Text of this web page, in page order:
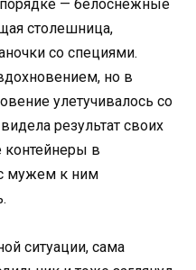
— белоснежные
столешница,
со специями.
но в
улетучивалось со
результат своих
контейнеры в
мужем к ним
ситуации, сама